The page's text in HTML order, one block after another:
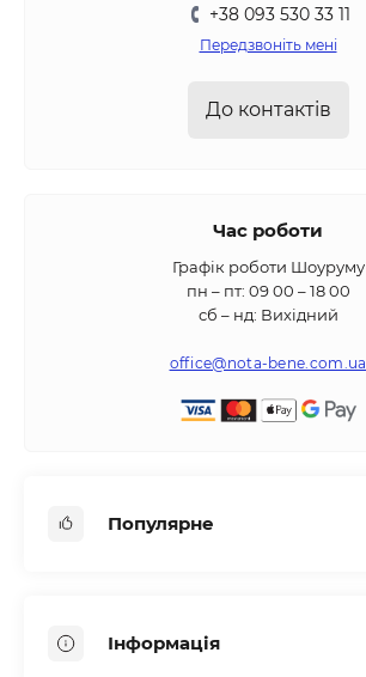
+38 093 530 33 11
Передзвоніть мені
До контактів
Час роботи
Графік роботи Шоуруму
пн – пт: 09 00 – 18 00
сб – нд: Вихідний
office@nota-bene.com.ua
Популярне
Аксесуари та насадки
Інформація